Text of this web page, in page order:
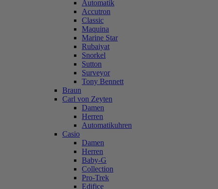
Automatik
Accutron
Classic
Maquina
Marine Star
Rubaiyat
Snorkel
Sutton
Surveyor
Tony Bennett
Braun
Carl von Zeyten
Damen
Herren
Automatikuhren
Casio
Damen
Herren
Baby-G
Collection
Pro-Trek
Edifice